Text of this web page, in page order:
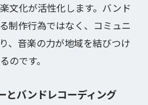
する音楽の新境地
ティバルとその影響
育む新しい音楽文化
関係性
コミュニティ
文化が活性化します。バンド
制作行為ではなく、コミュニ
、音楽の力が地域を結びつけ
のです。
とバンドレコーディング